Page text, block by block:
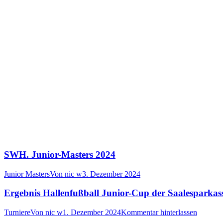
SWH. Junior-Masters 2024
Junior MastersVon nic w3. Dezember 2024
Ergebnis Hallenfußball Junior-Cup der
TurniereVon nic w1. Dezember 2024Kommentar hinterlassen